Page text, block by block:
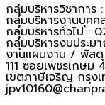
กลุ่มบริหารวิชากา
กลุ่มบริหารงานบุค
กลุ่มบริหารทั่วไป :
กลุ่มบริหารงบประ
งานแผนงาน / พัส
111 ซอยเพชรเกษ
เขตภาษีเจริญ กรุง